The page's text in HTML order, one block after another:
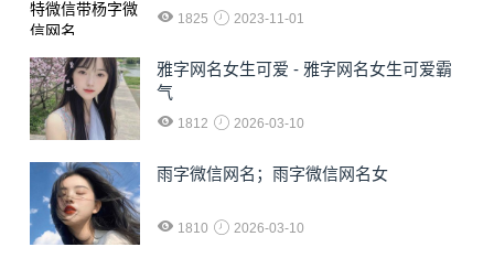
1825 2023-11-01
雅字网名女生可爱 - 雅字网名女生可爱霸
气
1812 2026-03-10
雨字微信网名；雨字微信网名女
1810 2026-03-10